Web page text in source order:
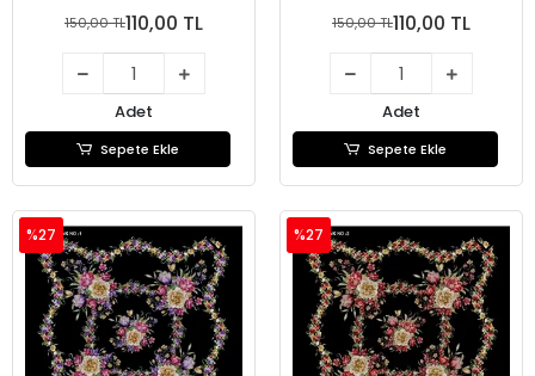
150,00 TL110,00 TL
Adet
Sepete Ekle
150,00 TL110,00 TL
Adet
Sepete Ekle
%27 %27